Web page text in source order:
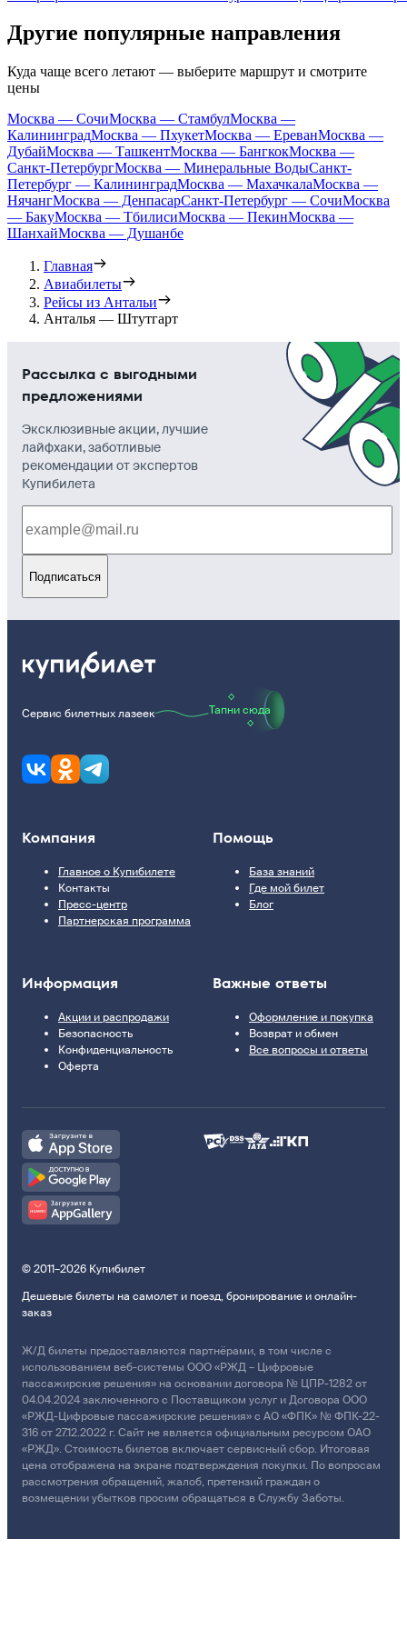
Другие популярные направления
Куда чаще всего летают — выберите маршрут и смотрите
цены
Москва — СочиМосква — СтамбулМосква —
КалининградМосква — ПхукетМосква — ЕреванМосква —
ДубайМосква — ТашкентМосква — БангкокМосква —
Санкт-ПетербургМосква — Минеральные ВодыСанкт-
Петербург — КалининградМосква — МахачкалаМосква —
НячангМосква — ДенпасарСанкт-Петербург — СочиМосква
— БакуМосква — ТбилисиМосква — ПекинМосква —
ШанхайМосква — Душанбе
Главная
Авиабилеты
Рейсы из Антальи
Анталья — Штутгарт
Рассылка с выгодными
предложениями
Эксклюзивные акции, лучшие
лайфхаки, заботливые
рекомендации от экспертов
Купибилета
Подписаться
Сервис билетных лазеек Тапни сюда
Компания
Главное о Купибилете
Контакты
Пресс-центр
Партнерская программа
Помощь
База знаний
Где мой билет
Блог
Информация
Акции и распродажи
Безопасность
Конфиденциальность
Оферта
Важные ответы
Оформление и покупка
Возврат и обмен
Все вопросы и ответы
© 2011–2026 Купибилет
Дешевые билеты на самолет и поезд, бронирование и онлайн-
заказ
Ж/Д билеты предоставляются партнёрами, в том числе с
использованием веб-системы ООО «РЖД – Цифровые
пассажирские решения» на основании договора № ЦПР-1282 от
04.04.2024 заключенного с Поставщиком услуг и Договора ООО
«РЖД-Цифровые пассажирские решения» с АО «ФПК» № ФПК-22-
316 от 27.12.2022 г. Сайт не является официальным ресурсом ОАО
«РЖД». Стоимость билетов включает сервисный сбор. Итоговая
цена отображена на экране подтверждения покупки. По вопросам
рассмотрения обращений, жалоб, претензий граждан о
возмещении убытков просим обращаться в Службу Заботы.